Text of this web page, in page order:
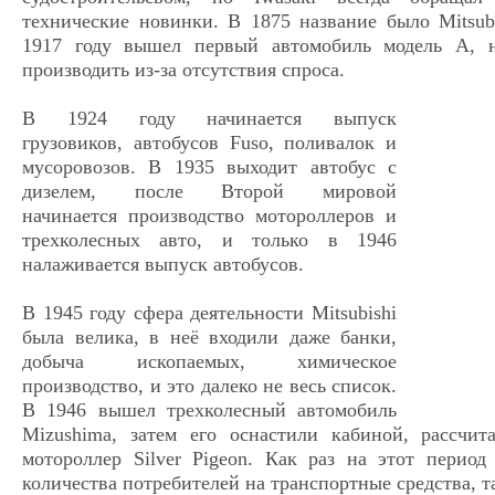
технические новинки. В 1875 название было
1917 году вышел первый автомобиль модель A,
производить из-за отсутствия спроса.
В 1924 году начинается выпуск
грузовиков, автобусов Fuso, поливалок и
мусоровозов. В 1935 выходит автобус с
дизелем, после Второй мировой
начинается производство мотороллеров и
трехколесных авто, и только в 1946
налаживается выпуск автобусов.
В 1945 году сфера деятельности Mitsubishi
была велика, в неё входили даже банки,
добыча ископаемых, химическое
производство, и это далеко не весь список.
В 1946 вышел трехколесный автомобиль
Mizushima, затем его оснастили кабиной,
мотороллер Silver Pigeon. Как раз на этот
количества потребителей на транспортные